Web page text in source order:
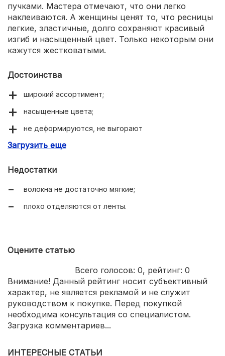
пучками. Мастера отмечают, что они легко
наклеиваются. А женщины ценят то, что ресницы
легкие, эластичные, долго сохраняют красивый
изгиб и насыщенный цвет. Только некоторым они
кажутся жестковатыми.
Достоинства
широкий ассортимент;
насыщенные цвета;
не деформируются, не выгорают
легко наклеиваются;
Загрузить еще
Недостатки
волокна не достаточно мягкие;
плохо отделяются от ленты.
Оцените статью
Всего голосов: 0, рейтинг: 0
Внимание! Данный рейтинг носит субъективный
характер, не является рекламой и не служит
руководством к покупке. Перед покупкой
необходима консультация со специалистом.
Загрузка комментариев...
ИНТЕРЕСНЫЕ СТАТЬИ